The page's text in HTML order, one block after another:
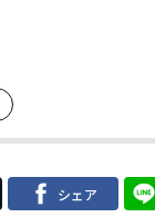
シェア